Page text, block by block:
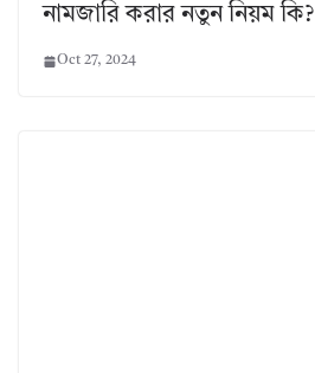
নামজারি করার নতুন নিয়ম কি?
Oct 27, 2024